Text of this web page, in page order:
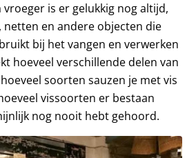
is er gelukkig nog altijd,
netten en andere objecten die
bij het vangen en verwerken
hoeveel verschillende delen van
soorten sauzen je met vis
vissoorten er bestaan
nog nooit hebt gehoord.